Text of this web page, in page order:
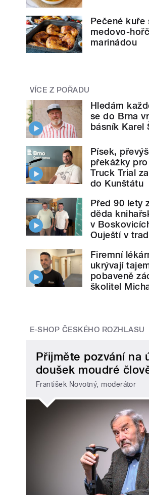
Pečené kuře
medovo-
marinádou
VÍCE Z POŘADU
Hledám
se do Brna
básník Karel
Písek,
překážky
Truck Trial
do Kunštátu
Před 90 lety
děda
v
Ouještí v
Firemní
ukrývají
pobaveně
školitel
E-SHOP ČESKÉHO ROZHLASU
Přijměte pozvání na
doušek moudré
František Novotný, moderátor